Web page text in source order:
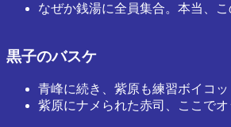
なぜか銭湯に全員集合。本当、
黒子のバスケ
青峰に続き、紫原も練習ボイコッ
紫原にナメられた赤司、ここで